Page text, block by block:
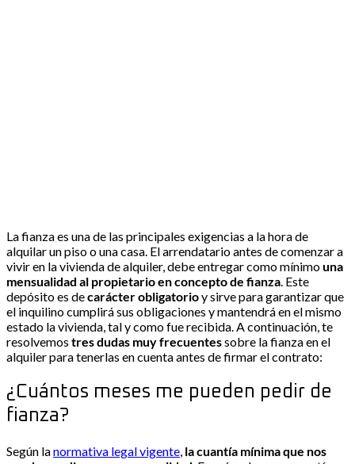
La fianza es una de las principales exigencias a la hora de
alquilar un piso o una casa. El arrendatario antes de comenzar a
vivir en la vivienda de alquiler, debe entregar como mínimouna
mensualidad al propietario en concepto de fianza. Este
depósito es decarácter obligatorioy sirve para garantizar que
el inquilino cumplirá sus obligaciones y mantendrá en el mismo
estado la vivienda, tal y como fue recibida. A continuación, te
resolvemos tres dudas muy frecuentessobre la fianza en el
alquiler para tenerlas en cuenta antes de firmar el contrato:
¿Cuántos meses me pueden pedir de
fianza?
Según lanormativa legal vigente la cuantía mínima que nos